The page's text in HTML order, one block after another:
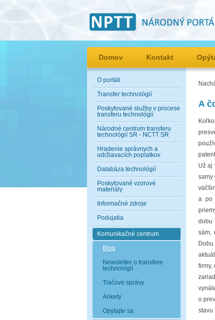
Domov Kontakt
O portáli
Transfer technológií
Poskytované služby v procese
transferu technológií
Národné centrum transferu
technológií SR - NCTT SR
Hradenie správnych a
udržiavacích poplatkov
Databáza technológií
Poskytované vzorové
materiály
Informačné zdroje
Podujatia
Komunikačné centrum
Blog
Newsletter o transfere
technológií
Tlačové správy
Ankety
Opýtajte sa
A
Koľko
Už aj
samy
a po
dobu
sám,
firmy,
o